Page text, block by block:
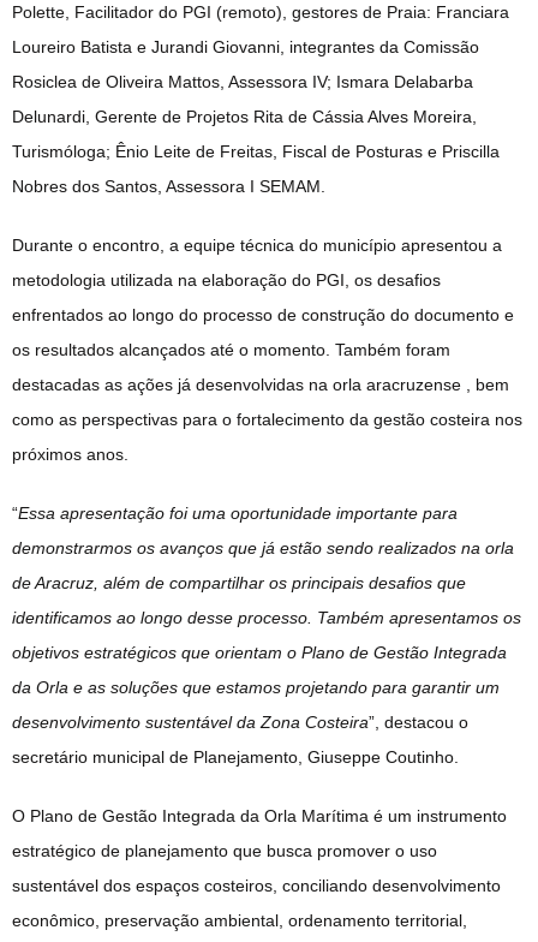
Polette, Facilitador do PGI (remoto), gestores de Praia: Franciara
Loureiro Batista e Jurandi Giovanni, integrantes da Comissão
Rosiclea de Oliveira Mattos, Assessora IV; Ismara Delabarba
Delunardi, Gerente de Projetos Rita de Cássia Alves Moreira,
Turismóloga; Ênio Leite de Freitas, Fiscal de Posturas e Priscilla
Nobres dos Santos, Assessora I SEMAM.
Durante o encontro, a equipe técnica do município apresentou a
metodologia utilizada na elaboração do PGI, os desafios
enfrentados ao longo do processo de construção do documento e
os resultados alcançados até o momento. Também foram
destacadas as ações já desenvolvidas na orla aracruzense , bem
como as perspectivas para o fortalecimento da gestão costeira nos
próximos anos.
“Essa apresentação foi uma oportunidade importante para
demonstrarmos os avanços que já estão sendo realizados na orla
de Aracruz, além de compartilhar os principais desafios que
identificamos ao longo desse processo. Também apresentamos os
objetivos estratégicos que orientam o Plano de Gestão Integrada
da Orla e as soluções que estamos projetando para garantir um
desenvolvimento sustentável da Zona Costeira”, destacou o
secretário municipal de Planejamento, Giuseppe Coutinho.
O Plano de Gestão Integrada da Orla Marítima é um instrumento
estratégico de planejamento que busca promover o uso
sustentável dos espaços costeiros, conciliando desenvolvimento
econômico, preservação ambiental, ordenamento territorial,